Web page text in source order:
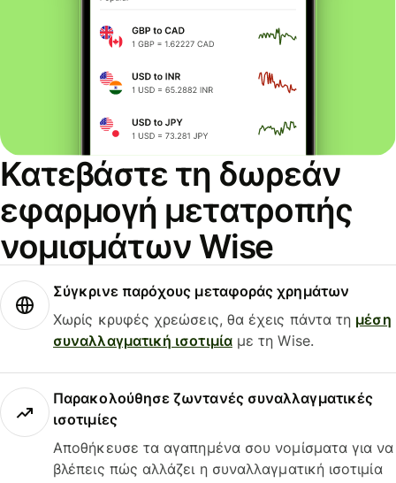
Κατεβάστε τη δωρεάν
εφαρμογή μετατροπής
νομισμάτων Wise
Σύγκρινε παρόχους μεταφοράς χρημάτων
Χωρίς κρυφές χρεώσεις, θα έχεις πάντα τη μέση
συναλλαγματική ισοτιμίαμε τη Wise.
Παρακολούθησε ζωντανές συναλλαγματικές
ισοτιμίες
Αποθήκευσε τα αγαπημένα σου νομίσματα για να
βλέπεις πώς αλλάζει η συναλλαγματική ισοτιμία